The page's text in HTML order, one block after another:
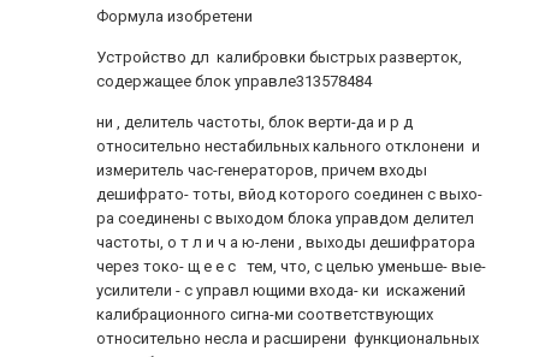
Формула изобретени
Устройство дл калибровки быстрых разверток,
содержащее блок управле313578484
ни , делитель частоты, блок верти-да и р д
относительно нестабильных кального отклонени и
измеритель час-генераторов, причем входы
дешифрато- тоты, вйод которого соединен с выхо-
ра соединены с выходом блока управдом делител
частоты, о т л и ч а ю-лени , выходы дешифратора
через токо- щ е е с тем, что, с целью уменьше- вые-
усилители - с управл ющими входа- ки искажений
калибрационного сигна-ми соответствующих
относительно несла и расширени функциональных